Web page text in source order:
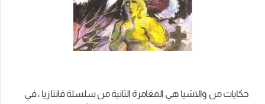
حكايات من والاشيا هي المغامرة الثانية من سلسلة فانتازيا ، في